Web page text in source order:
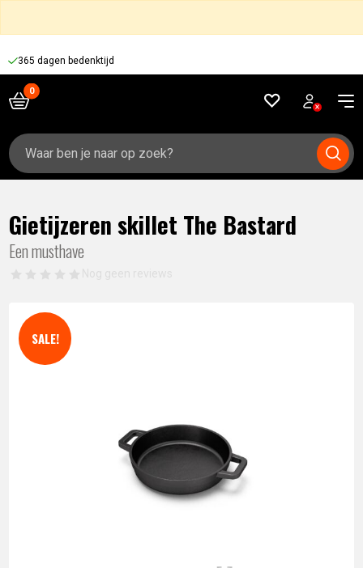
365 dagen bedenktijd
Zoeken
naar:
Gietijzeren skillet The Bastard
Een musthave
SALE!